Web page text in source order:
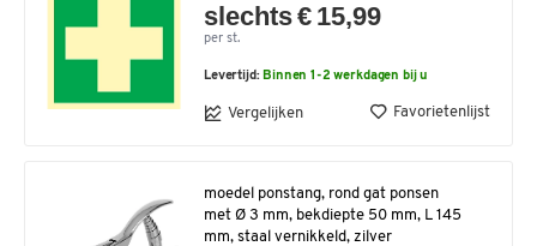
slechts € 15,99
per st.
Levertijd: Binnen 1-2 werkdagen bij u
Vergelijken Favorietenlijst
moedel ponstang, rond gat ponsen
met Ø 3 mm, bekdiepte 50 mm, L 145
mm, staal vernikkeld, zilver